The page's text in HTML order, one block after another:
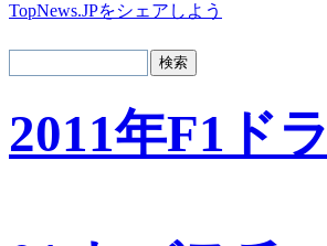
TopNews.JPをシェアしよう
2011年F1ド